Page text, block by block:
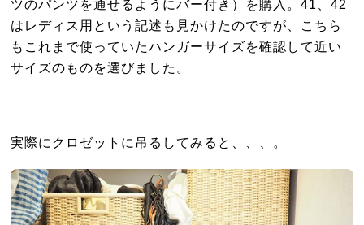
ツのパンツを通せるようにバー付き）を購入。41、42
はレディス用という記述も見かけたのですが、こちら
もこれまで使っていたハンガーサイズを確認して近い
サイズのものを選びました。
実際にクロゼットに吊るしてみると、、、。